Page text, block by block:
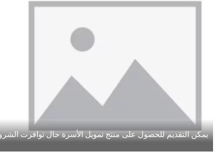
يمكن التقديم للحصول على منتج تمويل الأسرة حال توافرت